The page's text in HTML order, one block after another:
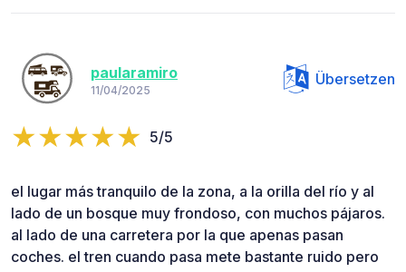
paularamiro
11/04/2025
Übersetzen
5/5
el lugar más tranquilo de la zona, a la orilla del río y al
lado de un bosque muy frondoso, con muchos pájaros.
al lado de una carretera por la que apenas pasan
coches. el tren cuando pasa mete bastante ruido pero